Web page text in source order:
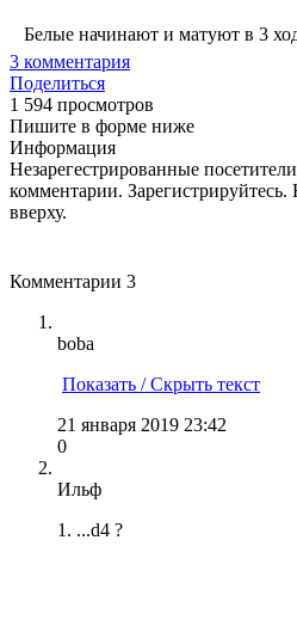
Белые начинают и матуют в 3
3 комментария
Поделиться
1 594 просмотров
Пишите в форме ниже
Информация
Незарегестрированные
комментарии.
вверху.
Комментарии 3
boba
Показать / Скрыть текст
21 января 2019 23:42
0
Ильф
1. ...d4 ?